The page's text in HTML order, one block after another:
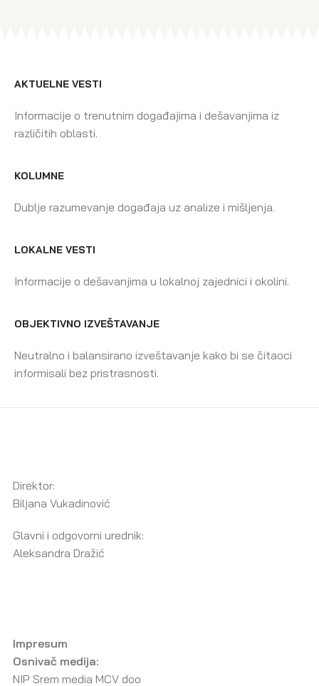
AKTUELNE VESTI
Informacije o trenutnim događajima i dešavanjima iz
različitih oblasti.
KOLUMNE
Dublje razumevanje događaja uz analize i mišljenja.
LOKALNE VESTI
Informacije o dešavanjima u lokalnoj zajednici i okolini.
OBJEKTIVNO IZVEŠTAVANJE
Neutralno i balansirano izveštavanje kako bi se čitaoci
informisali bez pristrasnosti.
Direktor:
Biljana Vukadinović
Glavni i odgovorni urednik:
Aleksandra Dražić
Impresum
Osnivač medija:
NIP Srem media MCV doo